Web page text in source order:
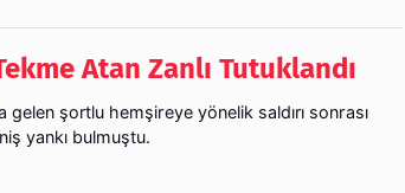
Atan Zanlı Tutuklandı
gelen şortlu hemşireye yönelik saldırı sonrası
yankı bulmuştu.